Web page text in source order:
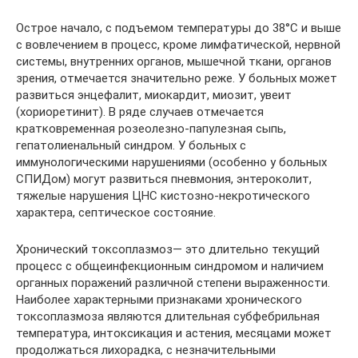
Острое начало, с подъемом температуры до 38°С и выше
с вовлечением в процесс, кроме лимфатической, нервной
системы, внутренних органов, мышечной ткани, органов
зрения, отмечается значительно реже. У больных может
развиться энцефалит, миокардит, миозит, увеит
(хориоретинит). В ряде случаев отмечается
кратковременная розеолезно-папулезная сыпь,
гепатолиенальный синдром. У больных с
иммунологическими нарушениями (особенно у больных
СПИДом) могут развиться пневмония, энтероколит,
тяжелые нарушения ЦНС кистозно-некротического
характера, септическое состояние.
Хронический токсоплазмоз— это длительно текущий
процесс с общеинфекционным синдромом и наличием
органных поражений различной степени выраженности.
Наиболее характерными признаками хронического
токсоплазмоза являются длительная субфебрильная
температура, интоксикация и астения, месяцами может
продолжаться лихорадка, с незначительными